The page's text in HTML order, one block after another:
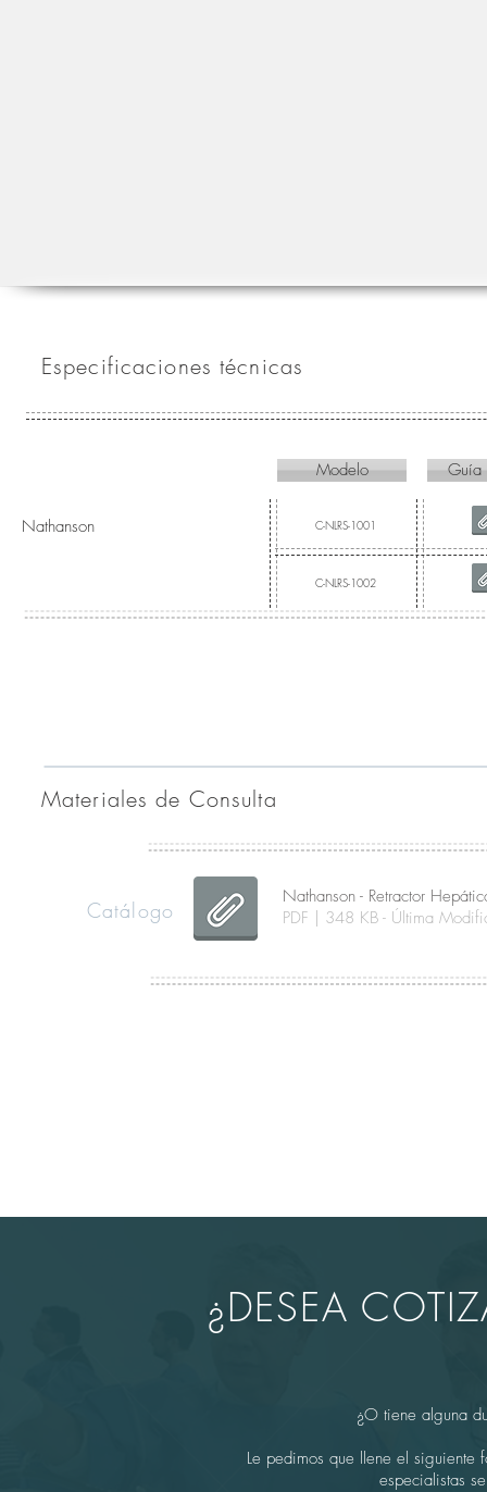
Materiales de Consulta
Catálogo
Nathanson - Retractor
PDF | 348 KB - Última
Especificaciones técnicas
Nathanson C-NLRS-1001
Modelo Guía
C-NLRS-1002
¿DESEA
¿O tiene alguna
Le pedimos que llene el siguiente
especialistas